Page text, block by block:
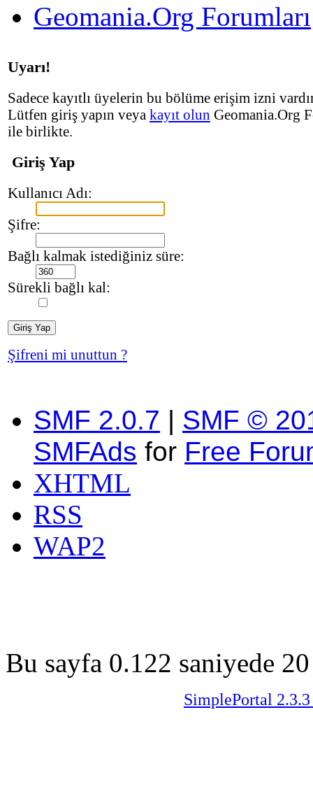
Geomania.Org Forumları
Uyarı!
Sadece kayıtlı üyelerin bu bölüme erişim izni
Lütfen giriş yapın veya kayıt olun Geomania.Org
ile birlikte.
Giriş Yap
Kullanıcı Adı:
Şifre:
Bağlı kalmak istediğiniz süre:
Sürekli bağlı kal:
Şifreni mi unuttun ?
SMF 2.0.7 | SMF ©
SMFAds for Free
XHTML
RSS
WAP2
Bu sayfa 0.122 saniyede
SimplePortal